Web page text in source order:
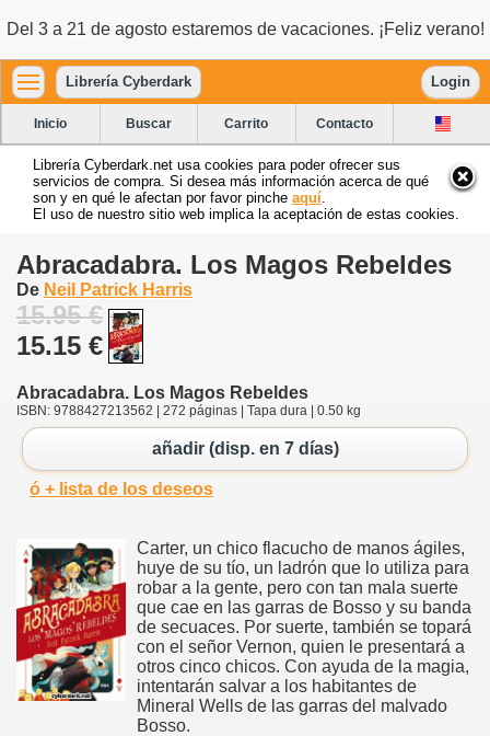
Del 3 a 21 de agosto estaremos de vacaciones. ¡Feliz verano!
Librería Cyberdark Login
Inicio Buscar Carrito Contacto
Librería Cyberdark.net usa cookies para poder ofrecer sus
servicios de compra. Si desea más información acerca de qué
son y en qué le afectan por favor pinche aquí
El uso de nuestro sitio web implica la aceptación de estas cookies.
Abracadabra. Los Magos Rebeldes
De Neil Patrick Harris
15.95 €
15.15 €
Abracadabra. Los Magos Rebeldes
ISBN: 9788427213562 | 272 páginas | Tapa dura | 0.50 kg
añadir (disp. en 7 días)
ó + lista de los deseos
Carter, un chico flacucho de manos ágiles,
huye de su tío, un ladrón que lo utiliza para
robar a la gente, pero con tan mala suerte
que cae en las garras de Bosso y su banda
de secuaces. Por suerte, también se topará
con el señor Vernon, quien le presentará a
otros cinco chicos. Con ayuda de la magia,
intentarán salvar a los habitantes de
Mineral Wells de las garras del malvado
Bosso.